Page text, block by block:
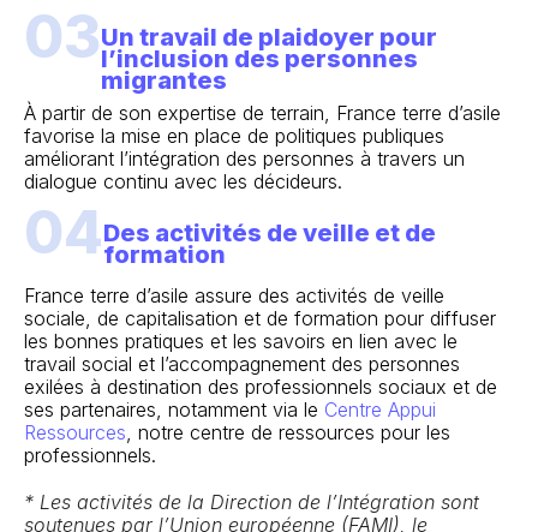
03Un travail de plaidoyer pour
l’inclusion des personnes
migrantes
À partir de son expertise de terrain, France terre d’asile
favorise la mise en place de politiques publiques
améliorant l’intégration des personnes à travers un
dialogue continu avec les décideurs.
04Des activités de veille et de
formation
France terre d’asile assure des activités de veille
sociale, de capitalisation et de formation pour diffuser
les bonnes pratiques et les savoirs en lien avec le
travail social et l’accompagnement des personnes
exilées à destination des professionnels sociaux et de
ses partenaires, notamment via le Centre Appui
Ressources , notre centre de ressources pour les
professionnels.
* Les activités de la Direction de l’Intégration sont
soutenues par l’Union européenne (FAMI), le